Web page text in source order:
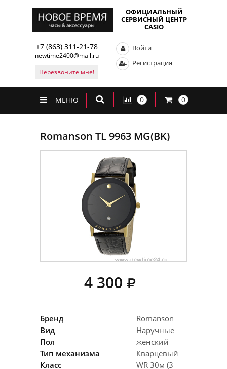
ОФИЦИАЛЬНЫЙ
СЕРВИСНЫЙ ЦЕНТР
CASIO
+7 (863) 311-21-78
newtime2400@mail.ru
Перезвоните мне!
Войти
Регистрация
МЕНЮ 0 0
Romanson TL 9963 MG(BK)
4 300
Бренд
Romanson
Вид
Наручные
Пол
женский
Тип механизма
Кварцевый
Класс
WR 30м (3